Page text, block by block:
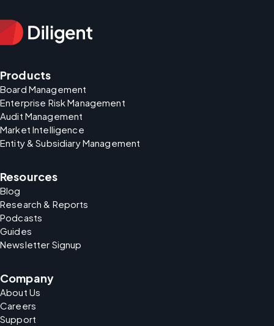
Products
Board Management
Enterprise Risk Management
Audit Management
Market Intelligence
Entity & Subsidiary Management
Resources
Blog
Research & Reports
Podcasts
Guides
Newsletter Signup
Company
About Us
Careers
Support